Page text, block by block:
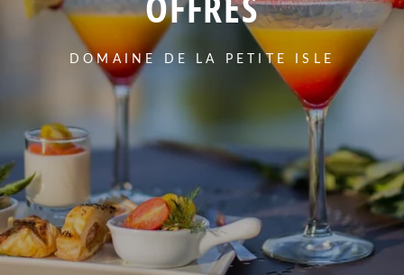
DOMAINE DE LA PETITE ISLE